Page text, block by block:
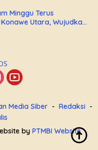
Minggu Terus
Utara, Wujudkan
Media Siber
Redaksi
by PTMBI Website